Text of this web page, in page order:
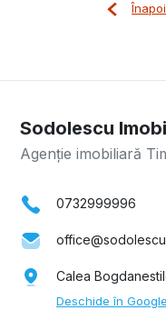
Sodolescu
Agenție imobiliară
0732999996
Calea
Deschide în